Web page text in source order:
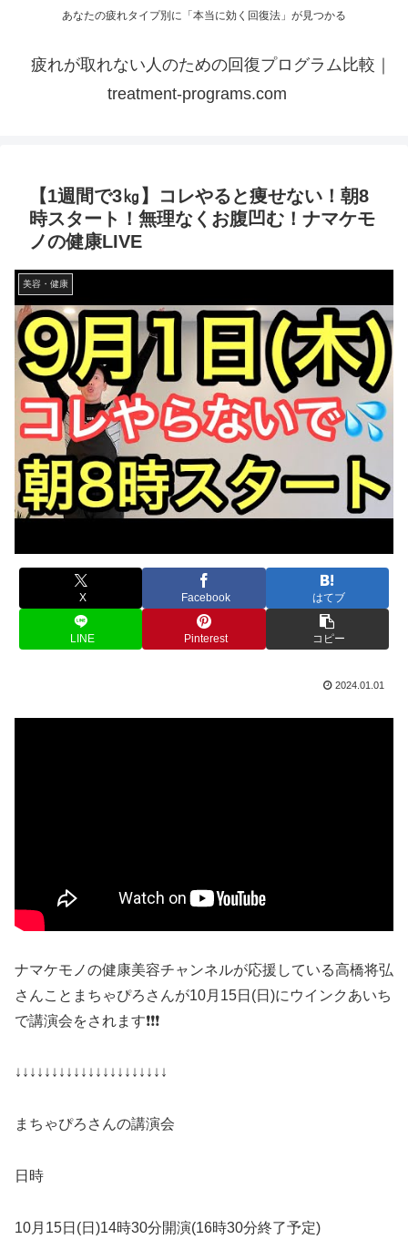
あなたの疲れタイプ別に「本当に効く回復法」が見つかる
疲れが取れない人のための回復プログラム比較｜
treatment-programs.com
【1週間で3㎏】コレやると痩せない！朝8
時スタート！無理なくお腹凹む！ナマケモ
ノの健康LIVE
美容・健康
X Facebook はてブ
LINE Pinterest コピー
2024.01.01
ナマケモノの健康美容チャンネルが応援している高橋将弘
さんことまちゃぴろさんが10月15日(日)にウインクあいち
で講演会をされます❗️❗️❗️
↓↓↓↓↓↓↓↓↓↓↓↓↓↓↓↓↓↓↓↓↓
まちゃぴろさんの講演会
日時
10月15日(日)14時30分開演(16時30分終了予定)